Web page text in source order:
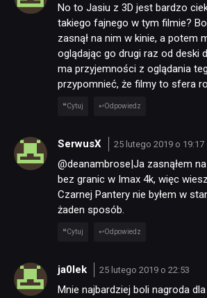
No to Jasiu z 3D jest bardzo
takiego fajnego w tym filmie?
zasnął na nim w kinie, a potem
oglądając go drugi raz od deski
ma przyjemności z oglądania
przypomnieć, że filmy to sfera
Cytuj Odpowiedz
SerwusX 25 lutego 2019 o 19:17
@deanambrose|Ja zasnąłem
bez granic w Imax 4k, więc
Czarnej Pantery nie byłem w
żaden sposób.
Cytuj Odpowiedz
ja0lek 25 lutego 2019 o 22:53
Mnie najbardziej boli nagroda